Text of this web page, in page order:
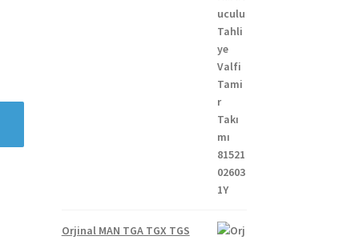
Orjinal MAN TGA TGX TGS